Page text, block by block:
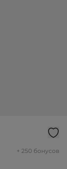
+ 250 бонусов